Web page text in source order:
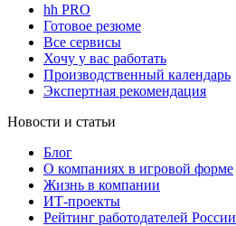
hh PRO
Готовое резюме
Все сервисы
Хочу у вас работать
Производственный календарь
Экспертная рекомендация
Новости и статьи
Блог
О компаниях в игровой форме
Жизнь в компании
ИТ-проекты
Рейтинг работодателей России